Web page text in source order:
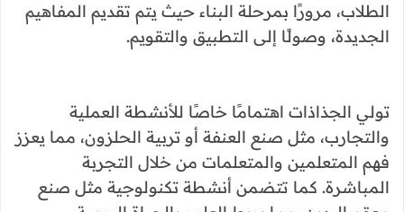
الطلاب، مرورًا بمرحلة البناء حيث يتم تقديم المفاهيم
الجديدة، وصولًا إلى التطبيق والتقويم.
تولي الجذاذات اهتمامًا خاصًا للأنشطة العملية
والتجارب، مثل صنع العنفة أو تربية الحلزون، مما يعزز
فهم المتعلمين والمتعلمات من خلال التجربة
المباشرة. كما تتضمن أنشطة تكنولوجية مثل صنع